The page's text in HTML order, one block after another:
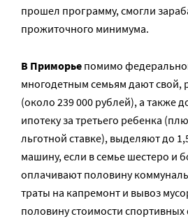
прошел программу, смогли
прожиточного минимума.
В Приморье помимо
многодетным семьям дают свой,
(около 239 000 рублей), а также
ипотеку за третьего ребенка
льготной ставке), выделяют до
машину, если в семье шестеро и
оплачивают половину
траты на капремонт и вывоз
половину стоимости спортивных